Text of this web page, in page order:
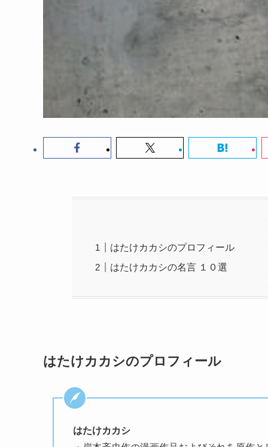
はたけカカシのプロフィール
はたけカカシの名言 １０選
はたけカカシのプロフィール
はたけカカシ